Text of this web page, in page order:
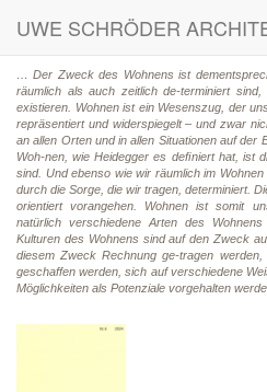
UWE SCHRÖDER
… Der Zweck des Wohnens ist
räumlich als auch zeitlich de-terminiert
existieren. Wohnen ist ein Wesenszug, der
repräsentiert und widerspiegelt – und zwar
an allen Orten und in allen Situationen auf der
Woh-nen, wie Heidegger es deﬁniert hat, ist
sind. Und ebenso wie wir räumlich im
durch die Sorge, die wir tragen, determiniert.
orientiert vorangehen. Wohnen ist somit
natürlich verschiedene Arten des
Kulturen des Wohnens sind auf den Zweck
diesem Zweck Rechnung ge-tragen werden,
geschaffen werden, sich auf verschiedene
Möglichkeiten als Potenziale vorgehalten